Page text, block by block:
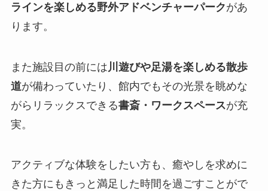
ラインを楽しめる野外アドベンチャーパークがあ
ります。
また施設目の前には 川遊びや足湯を楽しめる散歩
道が備わっていたり、館内でもその光景を眺めな
がらリラックスできる書斎・ワークスペースが充
実。
アクティブな体験をしたい方も、癒やしを求めに
きた方にもきっと満足した時間を過ごすことがで